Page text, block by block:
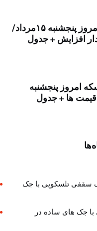
قیمت طلا و سکه امروز پنجشنبه ۱۵مرداد/
افزایش + جدول
امروز پنجشنبه
سقفی تلسکوپی با جک
جک های ساده در